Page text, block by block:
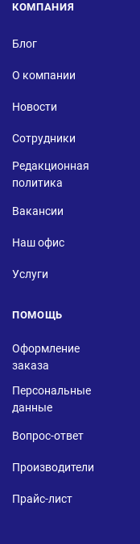
КОМПАНИЯ
Блог
О компании
Новости
Сотрудники
Редакционная
политика
Вакансии
Наш офис
Услуги
ПОМОЩЬ
Оформление
заказа
Персональные
данные
Вопрос-ответ
Производители
Прайс-лист